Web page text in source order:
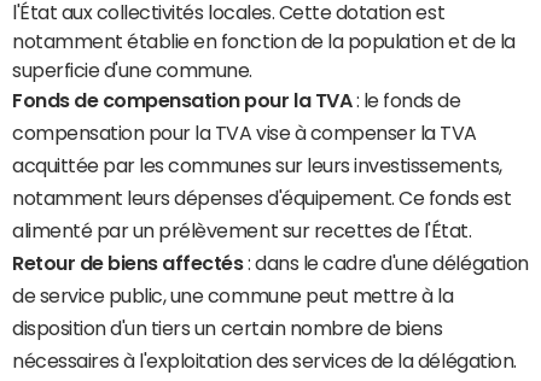
l'État aux collectivités locales. Cette dotation est
notamment établie en fonction de la population et de la
superficie d'une commune.
Fonds de compensation pour la TVA: le fonds de
compensation pour la TVA vise à compenser la TVA
acquittée par les communes sur leurs investissements,
notamment leurs dépenses d'équipement. Ce fonds est
alimenté par un prélèvement sur recettes de l'État.
Retour de biens affectés: dans le cadre d'une délégation
de service public, une commune peut mettre à la
disposition d'un tiers un certain nombre de biens
nécessaires à l'exploitation des services de la délégation.